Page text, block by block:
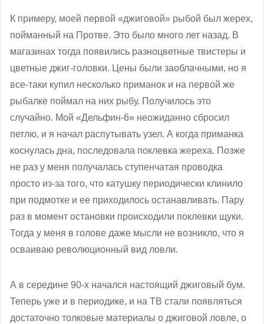
К примеру, моей первой «джиговой» рыбой был жерех,
пойманный на Протве. Это было много лет назад. В
магазинах тогда появились разноцветные твистеры и
цветные джиг-головки. Цены были заоблачными, но я
все-таки купил несколько приманок и на первой же
рыбалке поймал на них рыбу. Получилось это
случайно. Мой «Дельфин-6» неожиданно сбросил
петлю, и я начал распутывать узел. А когда приманка
коснулась дна, последовала поклевка жереха. Позже
не раз у меня получалась ступенчатая проводка
просто из-за того, что катушку периодически клинило
при подмотке и ее приходилось останавливать. Пару
раз в момент остановки происходили поклевки щуки.
Тогда у меня в голове даже мысли не возникло, что я
осваиваю революционный вид ловли.
А в середине 90-х начался настоящий джиговый бум.
Теперь уже и в периодике, и на ТВ стали появляться
достаточно толковые материалы о джиговой ловле, о